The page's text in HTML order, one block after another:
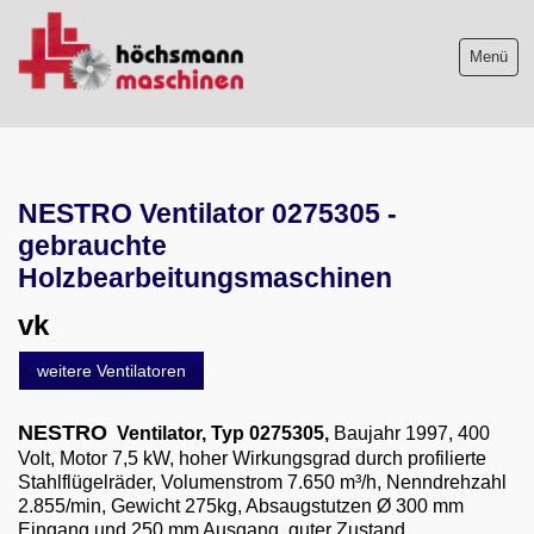
Menü
aktuelle Neuzugänge
Absauganlagen
Absaugung mit Brikettpresse
Reinluft-Absauganlagen
Schleifstaubabsaugtische
Schweißrauchabsauganlagen
NESTRO Ventilator 0275305 -
gebrauchte
Holzbearbeitungsmaschinen
vk
weitere Ventilatoren
NESTRO Ventilator, Typ 0275305, Baujahr 1997, 400
Volt, Motor 7,5 kW, hoher Wirkungsgrad durch profilierte
Stahlflügelräder, Volumenstrom 7.650 m³/h, Nenndrehzahl
2.855/min, Gewicht 275kg, Absaugstutzen Ø 300 mm
Eingang und 250 mm Ausgang, guter Zustand